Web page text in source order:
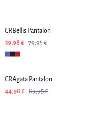
Linen
CRBellis Pantalon
39,98 € 79,95 €
-50%
CRAgata Pantalon
44,98 € 89,95 €